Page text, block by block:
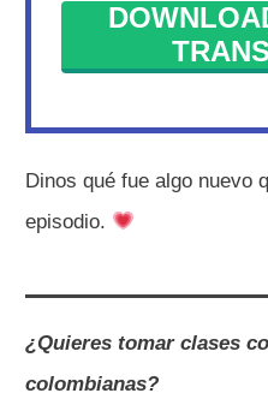
Dinos qué fue algo nuevo
episodio.
¿Quieres tomar clases
colombianas?